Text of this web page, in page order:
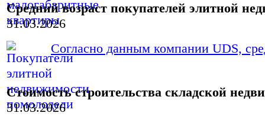
Средний возраст покупателей элитной
31.03.2026
Согласно данным компании UDS,
Стоимость строительства складской
31.03.2026